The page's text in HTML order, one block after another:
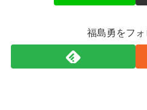
福島勇をフォ